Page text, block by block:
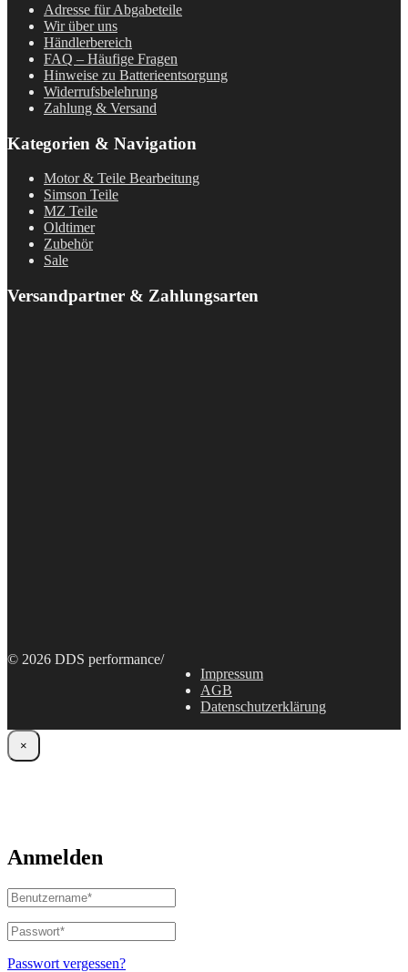
Adresse für Abgabeteile
Wir über uns
Händlerbereich
FAQ – Häufige Fragen
Hinweise zu Batterieentsorgung
Widerrufsbelehrung
Zahlung & Versand
Kategorien & Navigation
Motor & Teile Bearbeitung
Simson Teile
MZ Teile
Oldtimer
Zubehör
Sale
Versandpartner & Zahlungsarten
© 2026 DDS performance/
Impressum
AGB
Datenschutzerklärung
×
Anmelden
Benutzername
oder
E-
Mail-
Adresse*
Passwort*
Erforderlich
Passwort vergessen?